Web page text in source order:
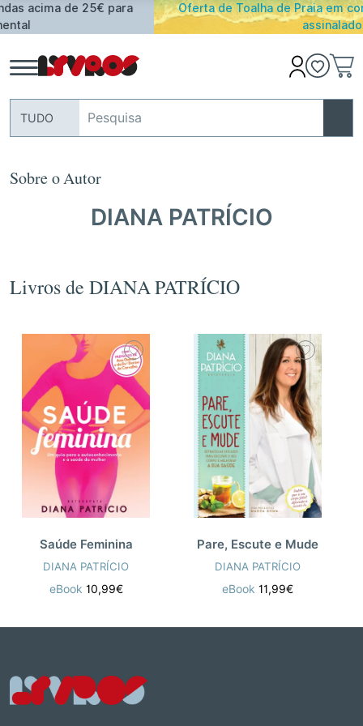
Oferta de Toalha de Praia em compras ≥ 30€ de artigos
assinalados
TUDO
Sobre o Autor
DIANA PATRÍCIO
Livros de DIANA PATRÍCIO
Saúde Feminina
DIANA PATRÍCIO
eBook 10,99€
Pare, Escute e Mude
DIANA PATRÍCIO
eBook 11,99€